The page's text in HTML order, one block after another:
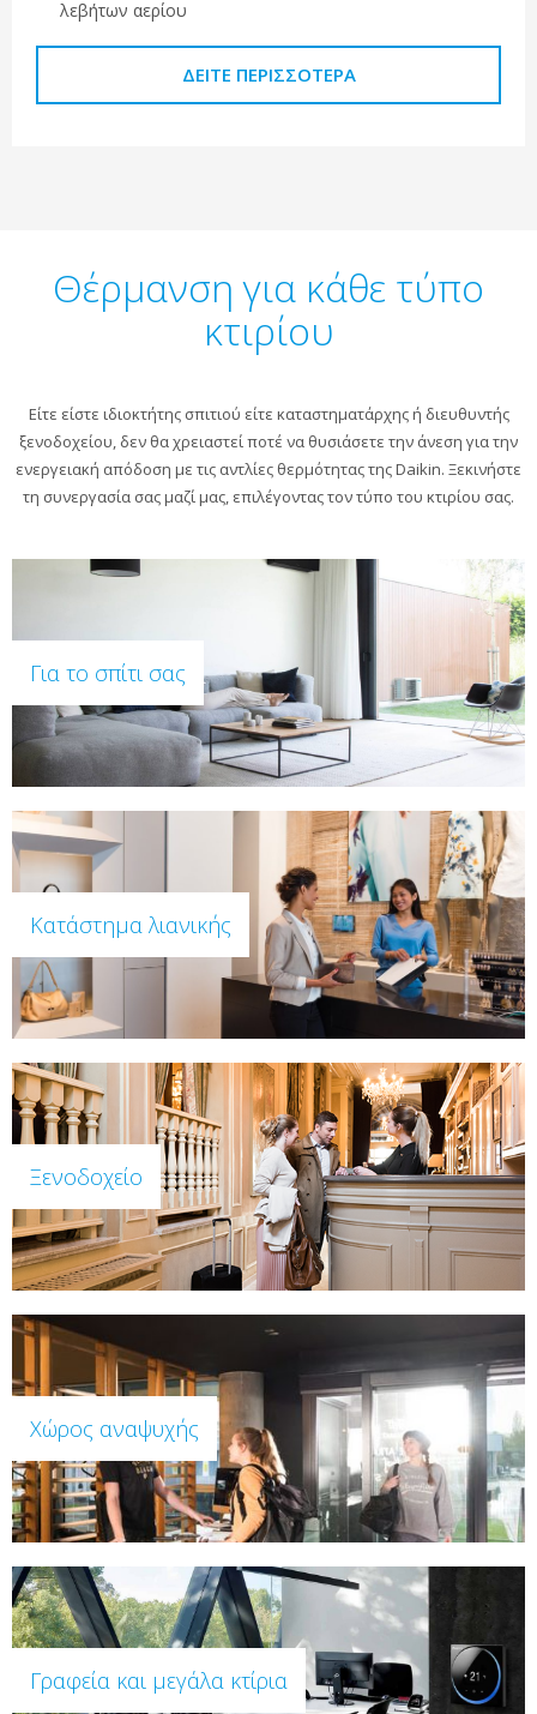
λεβήτων αερίου
ΔΕΊΤΕ ΠΕΡΙΣΣΌΤΕΡΑ
Θέρμανση για κάθε τύπο
κτιρίου
Είτε είστε ιδιοκτήτης σπιτιού είτε καταστηματάρχης ή διευθυντής
ξενοδοχείου, δεν θα χρειαστεί ποτέ να θυσιάσετε την άνεση για την
ενεργειακή απόδοση με τις αντλίες θερμότητας της Daikin. Ξεκινήστε
τη συνεργασία σας μαζί μας, επιλέγοντας τον τύπο του κτιρίου σας.
Για το σπίτι σας
Κατάστημα λιανικής
Ξενοδοχείο
Χώρος αναψυχής
Γραφεία και μεγάλα κτίρια